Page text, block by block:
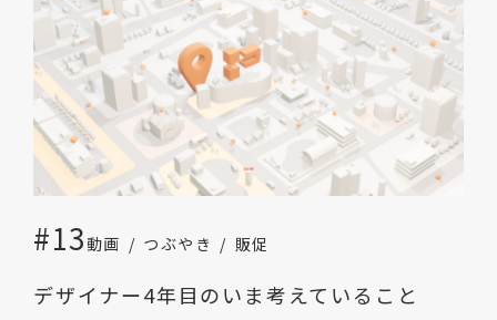
#13 動画 つぶやき 販促
デザイナー4年目のいま考えていること